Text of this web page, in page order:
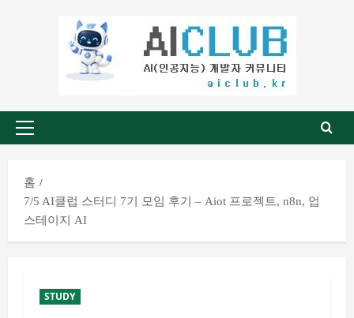
홈
7/5 AI클럽 스터디 7기 모임 후기 – Aiot 프로젝트, n8n, 업
스테이지 AI
STUDY